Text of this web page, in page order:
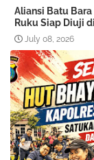
Aliansi Batu
Ruku Siap Diuji
July 08, 2026